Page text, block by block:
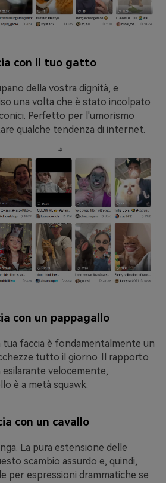
con il tuo gatto
della vostra dignità, e
una volta che è stato incolpato
Perfetto per l'umorismo
qualche tendenza di internet.
con un pappagallo
tua faccia è fondamentalmente un
tutto il giorno. Il rapporto
velocemente,
è a metà squawk.
con un cavallo
La pura estensione delle
scambio assurdo e, quindi,
per espressioni drammatiche se